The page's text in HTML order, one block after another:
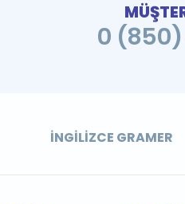
0 (850)
İNGILIZCE GRAMER